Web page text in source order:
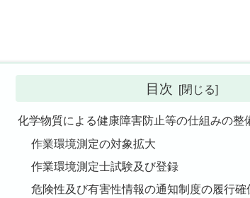
目次
化学物質による健康障害防止等の仕組みの整
作業環境測定の対象拡大
作業環境測定士試験及び登録
危険性及び有害性情報の通知制度の履行確